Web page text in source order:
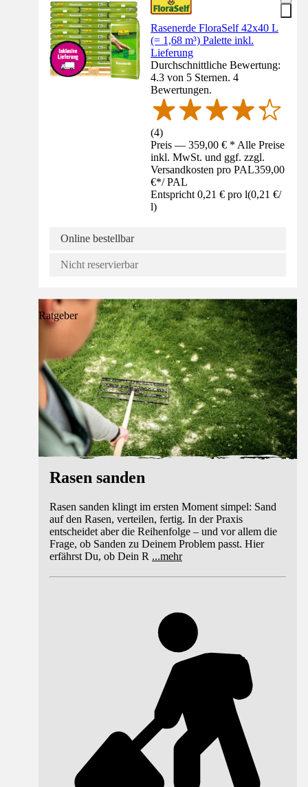
Rasenerde FloraSelf 42x40 L
(= 1,68 m³) Palette inkl.
Lieferung
Durchschnittliche Bewertung:
4.3 von 5 Sternen. 4
Bewertungen.
(4)
Preis — 359,00 € * Alle Preise
inkl. MwSt. und ggf. zzgl.
Versandkosten pro PAL359,00
€*/ PAL
Entspricht 0,21 € pro l(0,21 €/
l)
Online bestellbar
Nicht reservierbar
Ratgeber
Rasen sanden
Rasen sanden klingt im ersten Moment simpel: Sand
auf den Rasen, verteilen, fertig. In der Praxis
entscheidet aber die Reihenfolge – und vor allem die
Frage, ob Sanden zu Deinem Problem passt. Hier
erfährst Du, ob Dein R ...mehr